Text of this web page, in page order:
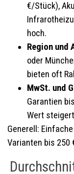
€/Stück),
hoch.
Region und
oder
bieten oft
MwSt. und
Garantien
Wert
Generell:
Varianten bis 250